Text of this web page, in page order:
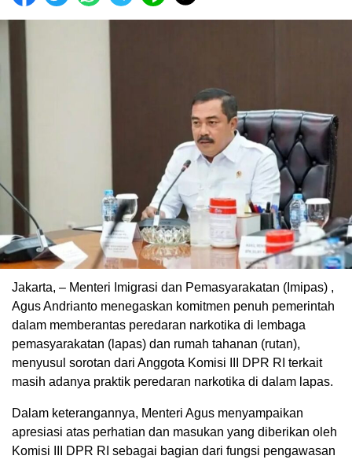
Jakarta, – Menteri Imigrasi dan Pemasyarakatan (Imipas) ,
Agus Andrianto menegaskan komitmen penuh pemerintah
dalam memberantas peredaran narkotika di lembaga
pemasyarakatan (lapas) dan rumah tahanan (rutan),
menyusul sorotan dari Anggota Komisi III DPR RI terkait
masih adanya praktik peredaran narkotika di dalam lapas.
Dalam keterangannya, Menteri Agus menyampaikan
apresiasi atas perhatian dan masukan yang diberikan oleh
Komisi III DPR RI sebagai bagian dari fungsi pengawasan